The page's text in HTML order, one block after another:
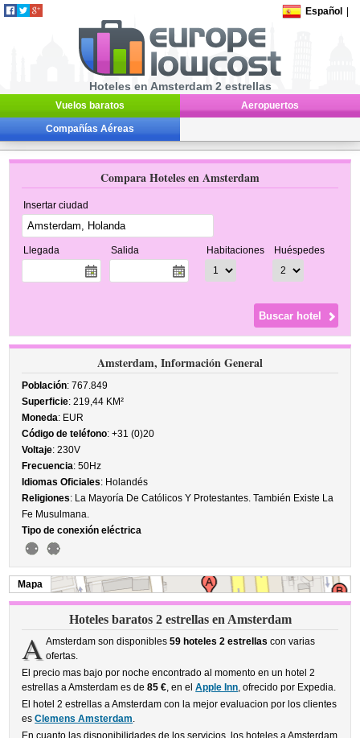
Español
Hoteles en Amsterdam 2 estrellas
Vuelos baratos Aeropuertos
Compañías Aéreas
Compara Hoteles en Amsterdam
Insertar ciudad
Llegada Salida Habitaciones Huéspedes
Amsterdam, Información General
Población: 767.849
Superficie: 219,44 KM²
Moneda: EUR
Código de teléfono: +31 (0)20
Voltaje: 230V
Frecuencia: 50Hz
Idiomas Oficiales: Holandés
Religiones: La Mayoría De Católicos Y Protestantes. También Existe La
Fe Musulmana.
Tipo de conexión eléctrica
Mapa
Hoteles baratos 2 estrellas en Amsterdam
A Amsterdam son disponibles 59 hoteles 2 estrellas con varias
ofertas.
El precio mas bajo por noche encontrado al momento en un hotel 2
estrellas a Amsterdam es de85 €, en elApple Inn, ofrecido por Expedia.
El hotel 2 estrellas a Amsterdam con la mejor evaluacion por los clientes
esClemens Amsterdam.
En cuanto las disponibilidades de los servicios, los hoteles a Amsterdam